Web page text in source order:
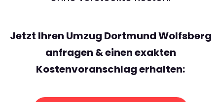
Jetzt Ihren Umzug Dortmund Wolfsberg
anfragen & einen exakten
Kostenvoranschlag erhalten: